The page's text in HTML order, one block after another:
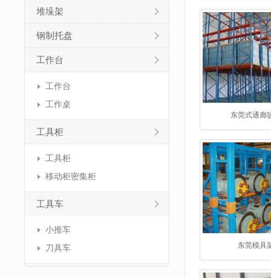
堆垛架
钢制托盘
工作台
工作台
工作桌
工具柜
工具柜
移动柜密集柜
工具车
小推车
刀具车
东莞式通廊
东莞模具